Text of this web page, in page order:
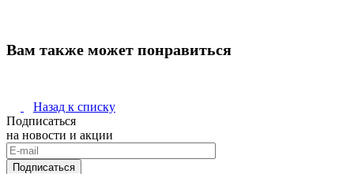
Вам также может понравиться
Назад к списку
Подписаться
на новости и акции
Подписаться